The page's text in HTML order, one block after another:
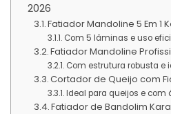
2026
Fatiador Mandoline 5 Em 1
Com 5 lâminas e uso
Fatiador Mandoline
Com estrutura robusta e
Cortador de Queijo com
Ideal para queijos e com
Fatiador de Bandolim‎